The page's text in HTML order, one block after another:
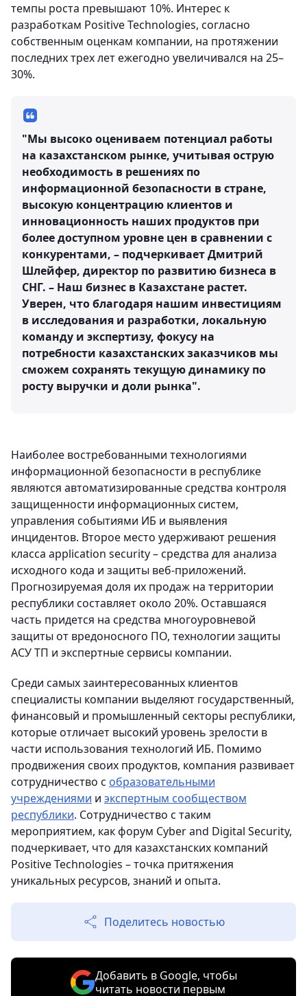
темпы роста превышают 10%. Интерес к
разработкам Positive Technologies, согласно
собственным оценкам компании, на протяжении
последних трех лет ежегодно увеличивался на 25–
30%.
"Мы высоко оцениваем потенциал работы
на казахстанском рынке, учитывая острую
необходимость в решениях по
информационной безопасности в стране,
высокую концентрацию клиентов и
инновационность наших продуктов при
более доступном уровне цен в сравнении с
конкурентами, – подчеркивает Дмитрий
Шлейфер, директор по развитию бизнеса в
СНГ. – Наш бизнес в Казахстане растет.
Уверен, что благодаря нашим инвестициям
в исследования и разработки, локальную
команду и экспертизу, фокусу на
потребности казахстанских заказчиков мы
сможем сохранять текущую динамику по
росту выручки и доли рынка".
Наиболее востребованными технологиями
информационной безопасности в республике
являются автоматизированные средства контроля
защищенности информационных систем,
управления событиями ИБ и выявления
инцидентов. Второе место удерживают решения
класса application security – средства для анализа
исходного кода и защиты веб-приложений.
Прогнозируемая доля их продаж на территории
республики составляет около 20%. Оставшаяся
часть придется на средства многоуровневой
защиты от вредоносного ПО, технологии защиты
АСУ ТП и экспертные сервисы компании.
Среди самых заинтересованных клиентов
специалисты компании выделяют государственный,
финансовый и промышленный секторы республики,
которые отличает высокий уровень зрелости в
части использования технологий ИБ. Помимо
продвижения своих продуктов, компания развивает
сотрудничество с образовательными
учреждениями и экспертным сообществом
республики. Сотрудничество с таким
мероприятием, как форум Cyber and Digital Security,
подчеркивает, что для казахстанских компаний
Positive Technologies – точка притяжения
уникальных ресурсов, знаний и опыта.
Поделитесь новостью
Добавить в Google, чтобы
читать новости первым